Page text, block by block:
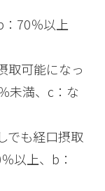
70％以上
取可能になっ
未満、c：な
でも経口摂取
以上、b：